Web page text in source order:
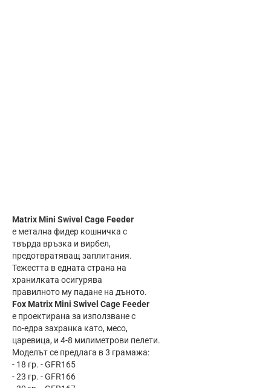
Matrix Mini Swivel Cage Feeder
е метална фидер кошничка с
твърда връзка и вирбел,
предотвратяващ заплитания.
Тежестта в едната страна на
хранилката осигурява
правилното му падане на дъното.
Fox Matrix Mini Swivel Cage Feeder
е проектирана за използване с
по-едра захранка като, месо,
царевица, и 4-8 милиметрови пелети.
Моделът се предлага в 3 грамажа:
- 18 гр. - GFR165
- 23 гр. - GFR166